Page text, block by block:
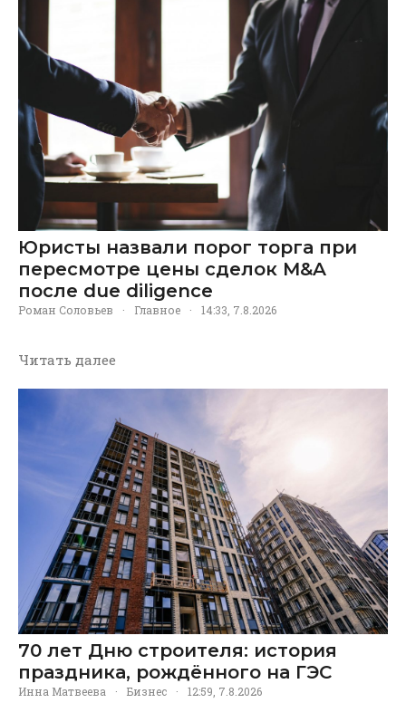
Юристы назвали порог торга при
пересмотре цены сделок M&A
после due diligence
Роман Соловьев · Главное · 14:33, 7.8.2026
Читать далее
70 лет Дню строителя: история
праздника, рождённого на ГЭС
Инна Матвеева · Бизнес · 12:59, 7.8.2026